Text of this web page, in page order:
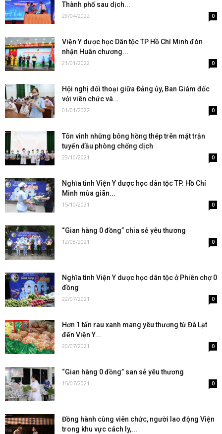
Thành phố sau dịch...
29/04/2022 0
Viện Y dược học Dân tộc TP Hồ Chí Minh đón
nhận Huân chương...
21/01/2022 0
Hội nghị đối thoại giữa Đảng ủy, Ban Giám đốc
với viên chức và...
01/01/2022 0
Tôn vinh những bông hồng thép trên mặt trận
tuyến đầu phòng chống dịch
23/10/2021 0
Nghĩa tình Viện Y dược học dân tộc TP. Hồ Chí
Minh mùa giãn...
15/10/2021 0
“Gian hàng 0 đồng” chia sẻ yêu thương
12/08/2021 0
Nghĩa tình Viện Y dược học dân tộc ở Phiên chợ 0
đồng
22/07/2021 0
Hơn 1 tấn rau xanh mang yêu thương từ Đà Lạt
đến Viện Y...
20/07/2021 0
“Gian hàng 0 đồng” san sẻ yêu thương
15/07/2021 0
Đồng hành cùng viên chức, người lao động Viện
trong khu vực cách ly,...